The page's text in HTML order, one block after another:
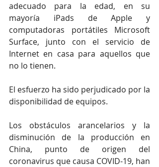
adecuado para la edad, en su
mayoría iPads de Apple y
computadoras portátiles Microsoft
Surface, junto con el servicio de
Internet en casa para aquellos que
no lo tienen.
El esfuerzo ha sido perjudicado por la
disponibilidad de equipos.
Los obstáculos arancelarios y la
disminución de la producción en
China, punto de origen del
coronavirus que causa COVID-19, han